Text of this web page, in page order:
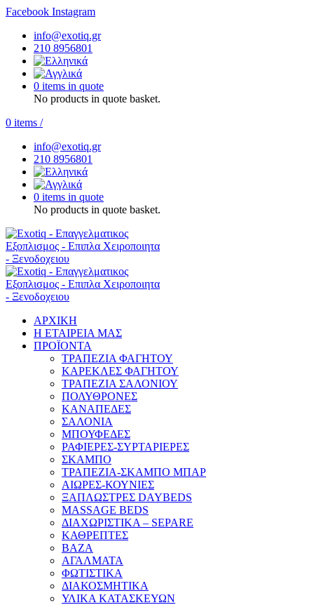
Facebook Instagram
info@exotiq.gr
210 8956801
0 items in quote
No products in quote basket.
0 items /
info@exotiq.gr
210 8956801
0 items in quote
No products in quote basket.
ΑΡΧΙΚΗ
Η ΕΤΑΙΡΕΙΑ ΜΑΣ
ΠΡΟΪΟΝΤΑ
ΤΡΑΠΕΖΙΑ ΦΑΓΗΤΟΥ
ΚΑΡΕΚΛΕΣ ΦΑΓΗΤΟΥ
ΤΡΑΠΕΖΙΑ ΣΑΛΟΝΙΟΥ
ΠΟΛΥΘΡΟΝΕΣ
ΚΑΝΑΠΕΔΕΣ
ΣΑΛΟΝΙΑ
ΜΠΟΥΦΕΔΕΣ
ΡΑΦΙΕΡΕΣ-ΣΥΡΤΑΡΙΕΡΕΣ
ΣΚΑΜΠΟ
ΤΡΑΠΕΖΙΑ-ΣΚΑΜΠΟ ΜΠΑΡ
ΑΙΩΡΕΣ-ΚΟΥΝΙΕΣ
ΞΑΠΛΩΣΤΡΕΣ DAYBEDS
MASSAGE BEDS
ΔΙΑΧΩΡΙΣΤΙΚΑ – SEPARE
ΚΑΘΡΕΠΤΕΣ
ΒΑΖΑ
ΑΓΑΛΜΑΤΑ
ΦΩΤΙΣΤΙΚΑ
ΔΙΑΚΟΣΜΗΤΙΚΑ
ΥΛΙΚΑ ΚΑΤΑΣΚΕΥΩΝ